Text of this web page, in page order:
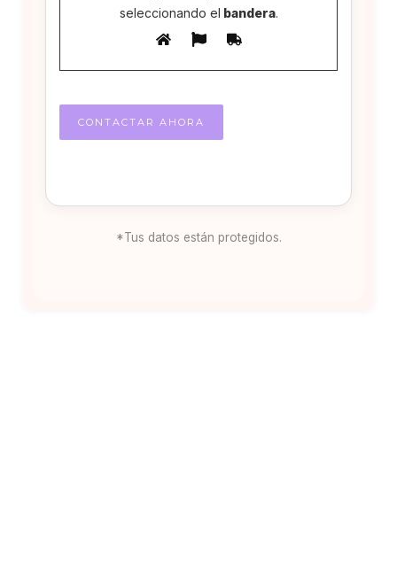
seleccionando el bandera.
*Tus datos están protegidos.